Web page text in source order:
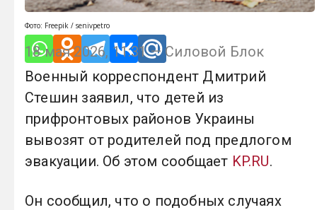
Фото: Freepik / senivpetro
18 мая 2026, 11:31 — Силовой Блок
Военный корреспондент Дмитрий
Стешин заявил, что детей из
прифронтовых районов Украины
вывозят от родителей под предлогом
эвакуации. Об этом сообщает KP.RU.
Он сообщил, что о подобных случаях